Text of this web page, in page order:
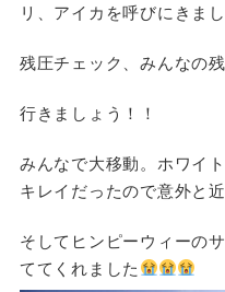
リ、アイカを呼びにきまし
残圧チェック、みんなの
行きましょう！！
みんなで大移動。ホワイ
キレイだったので意外と
そしてヒンピーウィーの
ててくれました